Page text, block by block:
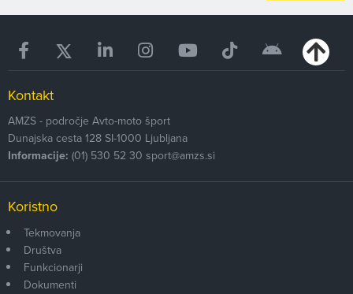
Kontakt
AMZS - področje Avto-moto šport
Dunajska cesta 128 SI-1000 Ljubljana
Informacije: (01) 530 52 30 sport@amzs.si
Koristno
Tekmovanja
Društva
Funkcionarji
Dokumenti